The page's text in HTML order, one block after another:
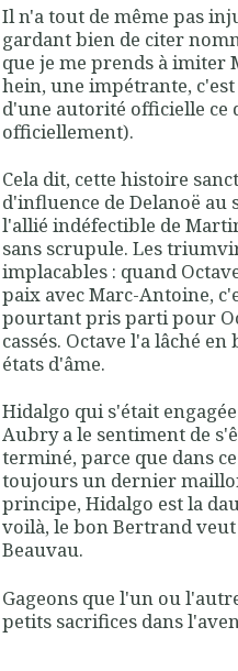
Il n'a tout de même pas
gardant bien de citer
que je me prends à imiter
hein, une impétrante,
d'une autorité officielle ce
officiellement).
Cela dit, cette histoire
d'influence de Delanoë au
l'allié indéfectible de
sans scrupule. Les
implacables : quand
paix avec Marc-Antoine,
pourtant pris parti pour
cassés. Octave l'a lâché
états d'âme.
Hidalgo qui s'était
Aubry a le sentiment de
terminé, parce que dans
toujours un dernier
principe, Hidalgo est la
voilà, le bon Bertrand
Beauvau.
Gageons que l'un ou
petits sacrifices dans